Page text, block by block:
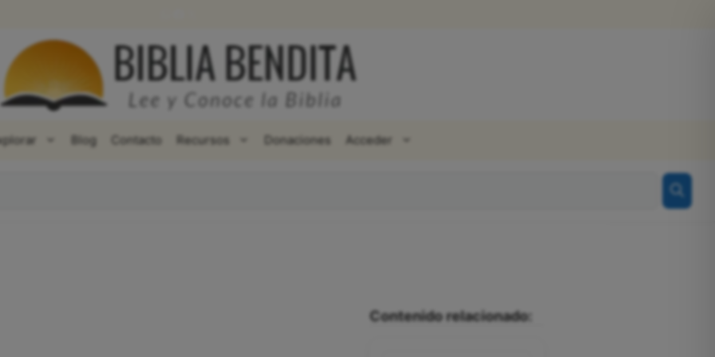
Blog Contacto Recursos Donaciones Acceder
Contenido relacionado: